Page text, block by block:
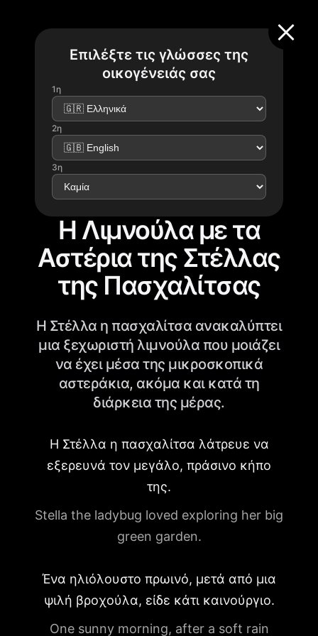
Επιλέξτε τις γλώσσες της
οικογένειάς σας
1η
2η
3η
Η Λιμνούλα με τα
Αστέρια της Στέλλας
της Πασχαλίτσας
Η Στέλλα η πασχαλίτσα ανακαλύπτει
μια ξεχωριστή λιμνούλα που μοιάζει
να έχει μέσα της μικροσκοπικά
αστεράκια, ακόμα και κατά τη
διάρκεια της μέρας.
Η Στέλλα η πασχαλίτσα λάτρευε να
εξερευνά τον μεγάλο, πράσινο κήπο
της.
Stella the ladybug loved exploring her big
green garden.
Ένα ηλιόλουστο πρωινό, μετά από μια
ψιλή βροχούλα, είδε κάτι καινούργιο.
One sunny morning, after a soft rain